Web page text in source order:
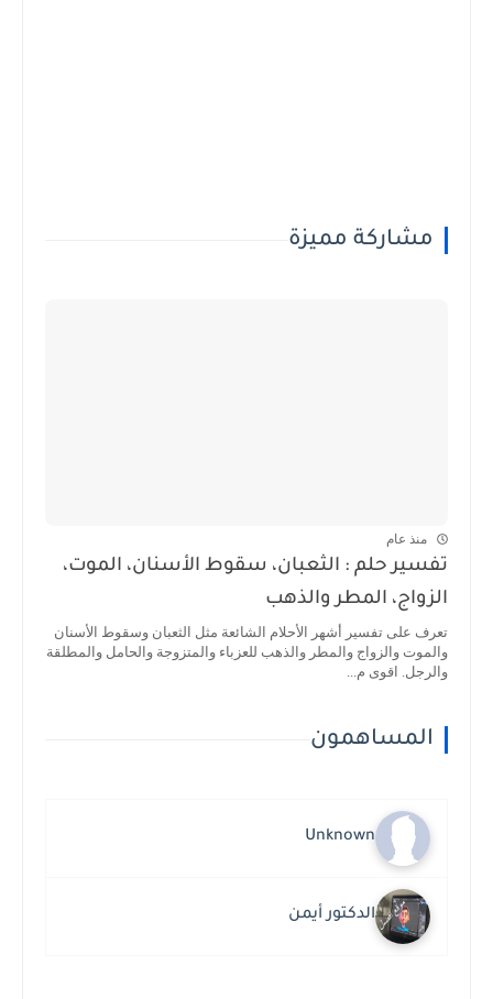
مشاركة مميزة
منذ عام
تفسير حلم : الثعبان، سقوط الأسنان، الموت،
الزواج، المطر والذهب
تعرف على تفسير أشهر الأحلام الشائعة مثل الثعبان وسقوط الأسنان
والموت والزواج والمطر والذهب للعزباء والمتزوجة والحامل والمطلقة
والرجل. اقوى م...
المساهمون
Unknown
الدكتور أيمن